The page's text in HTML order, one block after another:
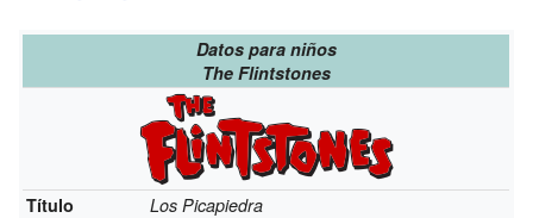
Datos para niños
The Flintstones
Título
Los Picapiedra